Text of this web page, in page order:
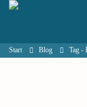
Start Blog Tag -